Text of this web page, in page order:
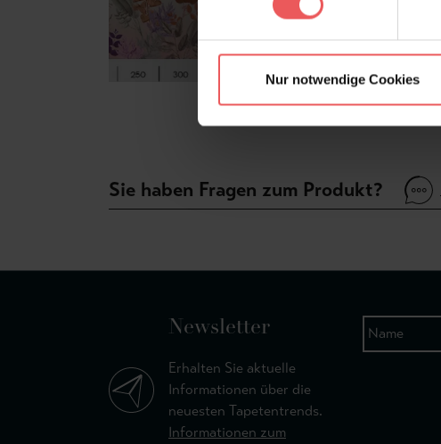
Nur notwendige Cookies
Sie haben Fragen zum Produkt?
Newsletter
Erhalten Sie aktuelle
Informationen über die
neuesten Tapetentrends.
Informationen zum